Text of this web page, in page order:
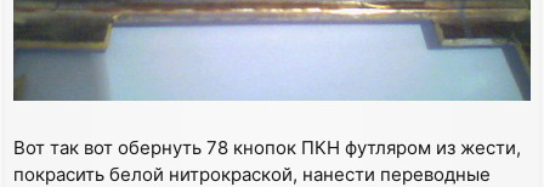
Вот так вот обернуть 78 кнопок ПКН футляром из жести,
покрасить белой нитрокраской, нанести переводные